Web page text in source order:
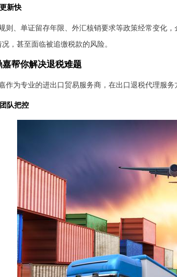
新快
则、单证留存年限、外汇核销要求等政策经常变化
，甚至面临被追缴税款的风险。
嘉帮你解决退税难题
作为专业的进出口贸易服务商，在出口退税代理服务
队把控